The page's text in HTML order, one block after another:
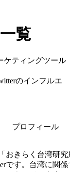
覧
ケティングツール
のインフルエ
プロフィール
おきらく台湾研究
です。台湾に関